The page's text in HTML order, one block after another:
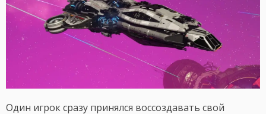
Один игрок сразу принялся воссоздавать свой